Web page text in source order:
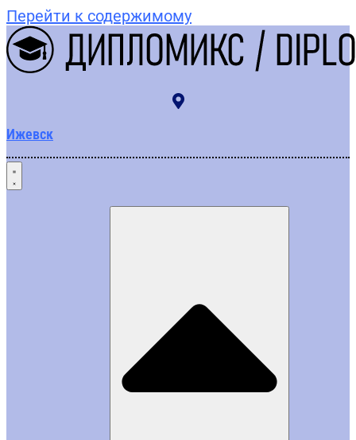
Перейти к содержимому
Ижевск